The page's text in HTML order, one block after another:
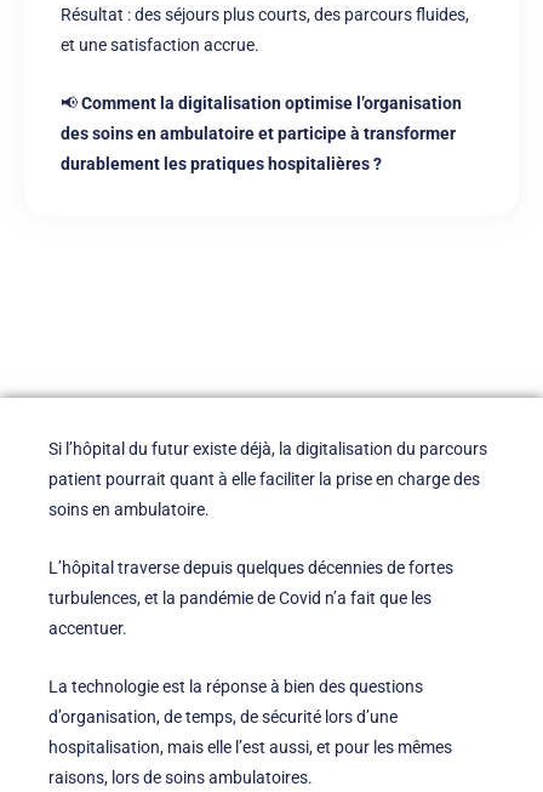
Résultat : des séjours plus courts, des parcours fluides,
et une satisfaction accrue.
📢Comment la digitalisation optimise l’organisation
des soins en ambulatoire et participe à transformer
durablement les pratiques hospitalières ?
Si l’hôpital du futur existe déjà, la digitalisation du parcours
patient pourrait quant à elle faciliter la prise en charge des
soins en ambulatoire.
L’hôpital traverse depuis quelques décennies de fortes
turbulences, et la pandémie de Covid n’a fait que les
accentuer.
La technologie est la réponse à bien des questions
d’organisation, de temps, de sécurité lors d’une
hospitalisation, mais elle l’est aussi, et pour les mêmes
raisons, lors de soins ambulatoires.